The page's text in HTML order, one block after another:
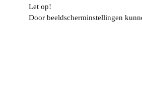
Let op!
Door beeldscherminstellingen